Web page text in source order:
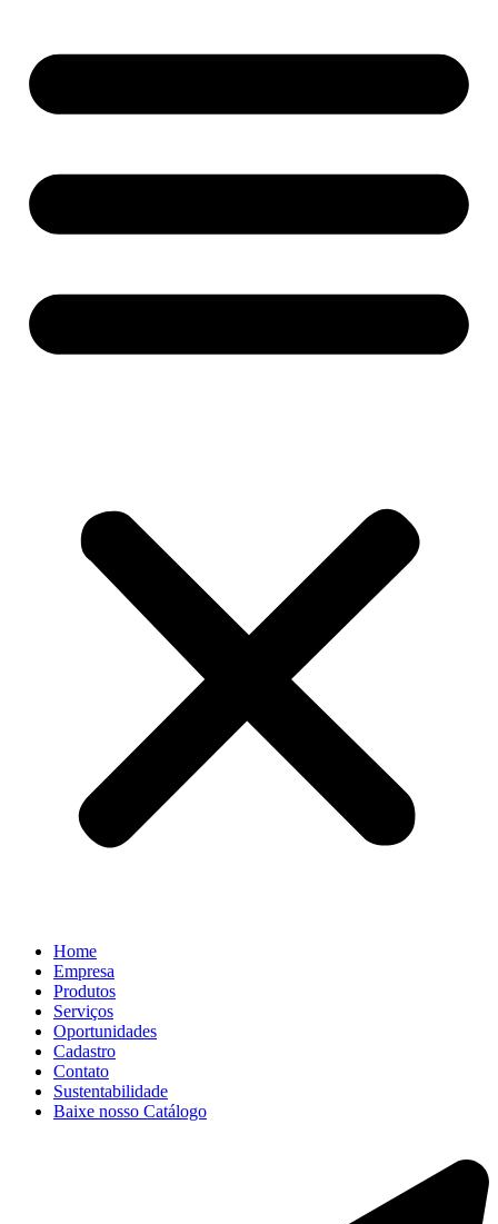
Home
Empresa
Produtos
Serviços
Oportunidades
Cadastro
Contato
Sustentabilidade
Baixe nosso Catálogo